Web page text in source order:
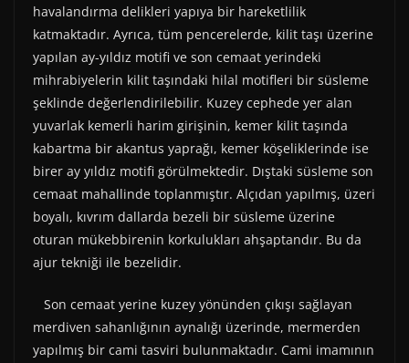
havalandırma delikleri yapıya bir hareketlilik
katmaktadır. Ayrıca, tüm pencerelerde, kilit taşı üzerine
yapılan ay-yıldız motifi ve son cemaat yerindeki
mihrabiyelerin kilit taşındaki hilal motifleri bir süsleme
şeklinde değerlendirilebilir. Kuzey cephede yer alan
yuvarlak kemerli harim girişinin, kemer kilit taşında
kabartma bir akantus yaprağı, kemer köşeliklerinde ise
birer ay­ yıldız motifi görülmektedir. Dıştaki süsleme son
cemaat mahallinde toplanmıştır. Alçıdan yapılmış, üzeri
boyalı, kıvrım dallarda bezeli bir süsleme üzerine
oturan mükebbirenin korkulukları ahşaptandır. Bu da
ajur tekniği ile bezelidir.
Son cemaat yerine kuzey yönünden çıkışı sağlayan
merdiven sahanlığının aynalığı üzerinde, mermerden
yapılmış bir cami tasviri bulunmaktadır. Cami imamının